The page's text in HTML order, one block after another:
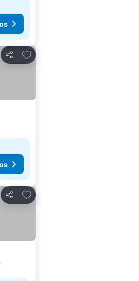
Partilhar
Adicionar aos favoritos
Partilhar
Adicionar aos favoritos